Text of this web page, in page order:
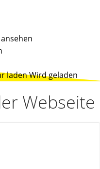
ladenWird geladen
Webseite